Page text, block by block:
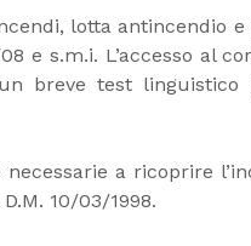
lotta antincendio e
e s.m.i. L’accesso al
breve test linguistico
a ricoprire
10/03/1998.